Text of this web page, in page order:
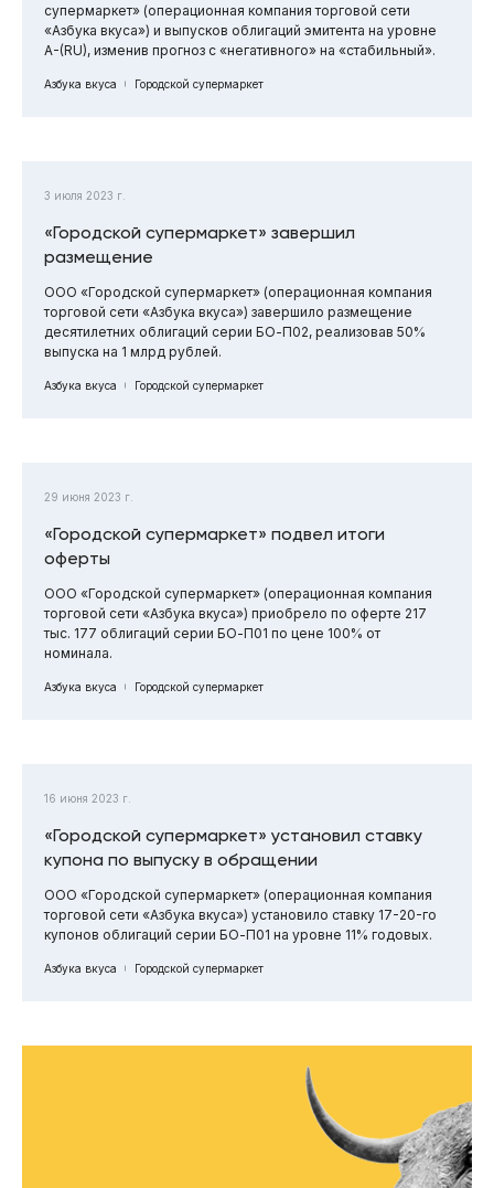
супермаркет» (операционная компания торговой сети
«Азбука вкуса») и выпусков облигаций эмитента на уровне
A-(RU), изменив прогноз с «негативного» на «стабильный».
Азбука вкуса Городской супермаркет
3 июля 2023 г.
«Городской супермаркет» завершил
размещение
ООО «Городской супермаркет» (операционная компания
торговой сети «Азбука вкуса») завершило размещение
десятилетних облигаций серии БО-П02, реализовав 50%
выпуска на 1 млрд рублей.
Азбука вкуса Городской супермаркет
29 июня 2023 г.
«Городской супермаркет» подвел итоги
оферты
ООО «Городской супермаркет» (операционная компания
торговой сети «Азбука вкуса») приобрело по оферте 217
тыс. 177 облигаций серии БО-П01 по цене 100% от
номинала.
Азбука вкуса Городской супермаркет
16 июня 2023 г.
«Городской супермаркет» установил ставку
купона по выпуску в обращении
ООО «Городской супермаркет» (операционная компания
торговой сети «Азбука вкуса») установило ставку 17-20-го
купонов облигаций серии БО-П01 на уровне 11% годовых.
Азбука вкуса Городской супермаркет